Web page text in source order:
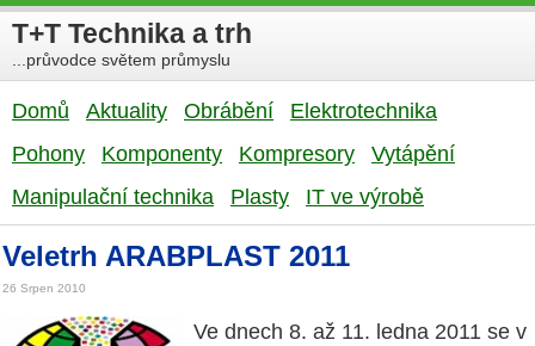
T+T Technika a trh
...průvodce světem průmyslu
Domů Aktuality Obrábění
Elektrotechnika
Pohony
Komponenty Kompresory
Vytápění
Manipulační technika
Plasty IT ve výrobě
Veletrh ARABPLAST 2011
26 Srpen 2010
Ve dnech 8. až 11. ledna 2011 se v